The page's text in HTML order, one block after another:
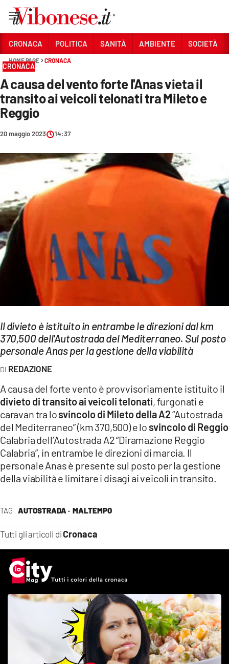
Sezioni
CRONACA
POLITICA
CULTURA
ECONOMIA E LAVORO
EVENTI
SPORT
Streaming
LAC TV
LAC NETWORK
LAC ONAIR
Network
LACPLAY.IT
LACTV.IT
LACONAIR.IT
LACITYMAG.IT
COSENZACHANNEL.IT
ILVIBONESE.IT
CATANZAROCHANNEL.IT
LACAPITALENEWS.IT
APPLE
CRONACA POLITICA SANITÀ AMBIENTE SOCIETÀ
HOME PAGE CRONACA
CRONACA
A causa del vento forte l'Anas vieta il
transito ai veicoli telonati tra Mileto e
Reggio
20 maggio 2023 14:37
Il divieto è istituito in entrambe le direzioni dal km
370,500 dell'Autostrada del Mediterraneo. Sul posto
personale Anas per la gestione della viabilità
REDAZIONE
TAG AUTOSTRADA · MALTEMPO
Tutti gli articoli diCronaca
A causa del forte vento è provvisoriamente istituito il
divieto di transito ai veicoli telonati, furgonati e
caravan tra losvincolo di Mileto della A2“Autostrada
del Mediterraneo” (km 370,500) e lo svincolo di Reggio
Calabria dell’Autostrada A2 “Diramazione Reggio
Calabria”, in entrambe le direzioni di marcia. Il
personale Anas è presente sul posto per la gestione
della viabilità e limitare i disagi ai veicoli in transito.